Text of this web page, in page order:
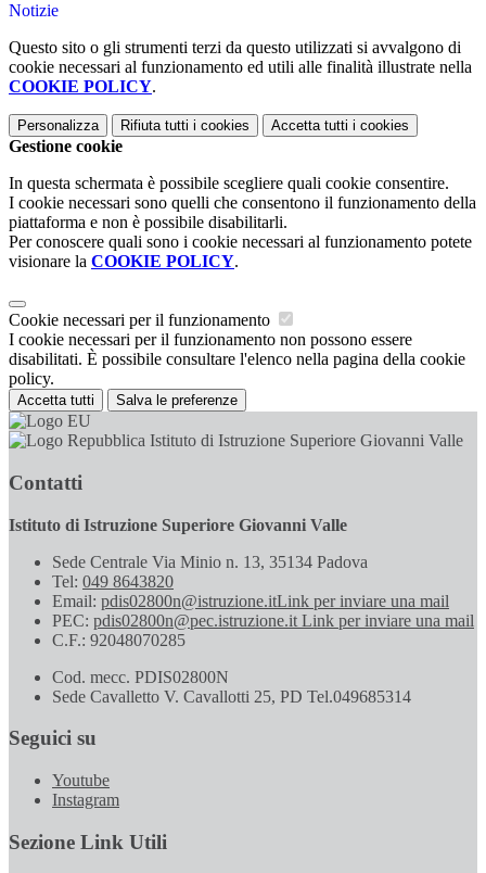
Notizie
Questo sito o gli strumenti terzi da questo utilizzati si avvalgono di
cookie necessari al funzionamento ed utili alle finalità illustrate nella
COOKIE POLICY.
Personalizza Rifiuta tutti i cookies Accetta tutti i cookies
Gestione cookie
In questa schermata è possibile scegliere quali cookie consentire.
I cookie necessari sono quelli che consentono il funzionamento della
piattaforma e non è possibile disabilitarli.
Per conoscere quali sono i cookie necessari al funzionamento potete
visionare la COOKIE POLICY.
Cookie necessari per il funzionamento
I cookie necessari per il funzionamento non possono essere
disabilitati. È possibile consultare l'elenco nella pagina della cookie
policy.
Accetta tutti Salva le preferenze
Istituto di Istruzione Superiore Giovanni Valle
Contatti
Istituto di Istruzione Superiore Giovanni Valle
Sede Centrale Via Minio n. 13, 35134 Padova
Tel: 049 8643820
Email: pdis02800n@istruzione.itLink per inviare una mail
PEC: pdis02800n@pec.istruzione.it Link per inviare una mail
C.F.: 92048070285
Cod. mecc. PDIS02800N
Sede Cavalletto V. Cavallotti 25, PD Tel.049685314
Seguici su
Youtube
Instagram
Sezione Link Utili